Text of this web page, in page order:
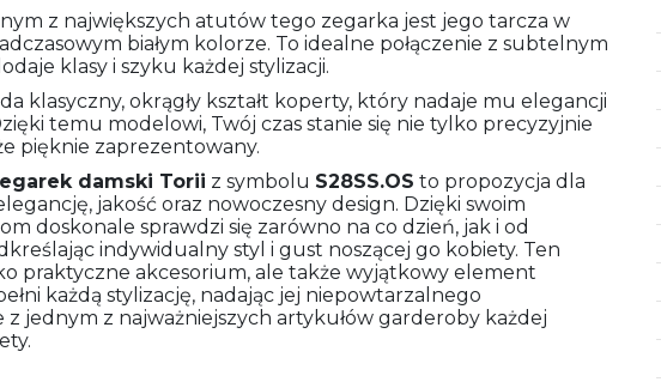
z największych atutów tego zegarka jest jego tarcza w
białym kolorze. To idealne połączenie z subtelnym
klasy i szyku każdej stylizacji.
klasyczny, okrągły kształt koperty, który nadaje mu elegancji
temu modelowi, Twój czas stanie się nie tylko precyzyjnie
pięknie zaprezentowany.
damski Torii z symbolu S28SS.OS to propozycja dla
jakość oraz nowoczesny design. Dzięki swoim
doskonale sprawdzi się zarówno na co dzień, jak i od
indywidualny styl i gust noszącej go kobiety. Ten
praktyczne akcesorium, ale także wyjątkowy element
każdą stylizację, nadając jej niepowtarzalnego
z jednym z najważniejszych artykułów garderoby każdej